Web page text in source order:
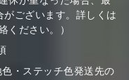
がございます。詳しくは
ください。）
・ステッチ色発送先の